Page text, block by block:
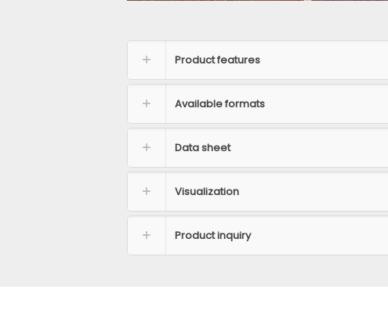
Product features
Available formats
Data sheet
Visualization
Product inquiry